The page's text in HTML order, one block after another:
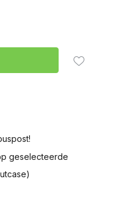
geselecteerde